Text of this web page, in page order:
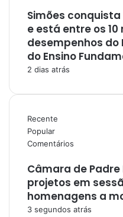
Simões conquista
e está entre os 10
desempenhos do
do Ensino
2 dias atrás
Recente
Popular
Comentários
Câmara de
projetos em
homenagens a
3 segundos atrás